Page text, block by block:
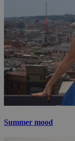
Summer mood